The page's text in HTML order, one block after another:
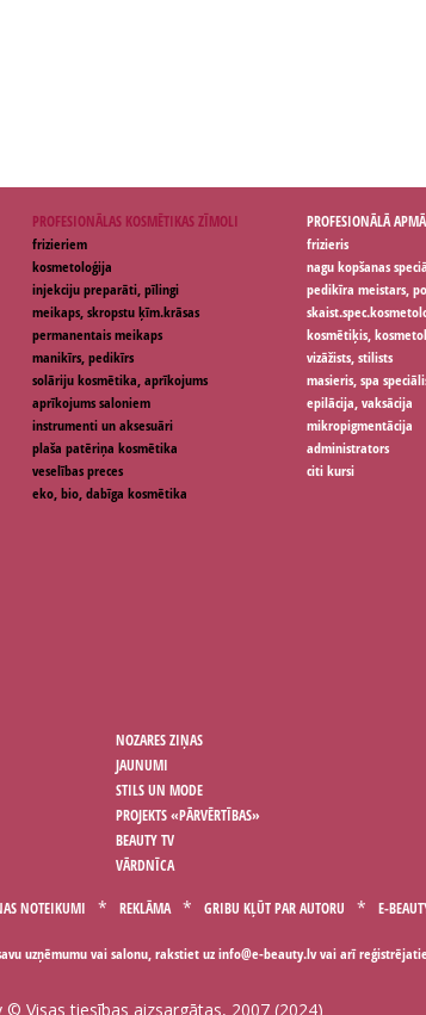
PROFESIONĀLAS KOSMĒTIKAS ZĪMOLI
frizieriem
kosmetoloģija
injekciju preparāti, pīlingi
meikaps, skropstu ķīm.krāsas
permanentais meikaps
manikīrs, pedikīrs
solāriju kosmētika, aprīkojums
aprīkojums saloniem
instrumenti un aksesuāri
plaša patēriņa kosmētika
veselības preces
eko, bio, dabīga kosmētika
PROFESIONĀLĀ
frizieris
nagu kopšanas
pedikīra meistars,
kosmētiķis,
vizāžists, stilists
masieris, spa
epilācija, vaksācija
mikropigmentācija
administrators
citi kursi
NOZARES ZIŅAS
JAUNUMI
STILS UN MODE
PROJEKTS «PĀRVĒRTĪBAS»
BEAUTY TV
VĀRDNĪCA
NOTEIKUMI REKLĀMA GRIBU KĻŪT PAR AUTORU E-
uzņēmumu vai salonu, rakstiet uz vai arī
© Visas tiesības aizsargātas, 2007 (2024)